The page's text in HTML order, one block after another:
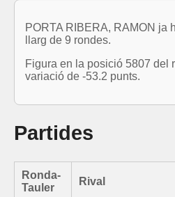
PORTA RIBERA, RAMON ja
llarg de 9 rondes.
Figura en la posició 5807 del
variació de -53.2 punts.
Partides
Ronda-
Tauler
Rival